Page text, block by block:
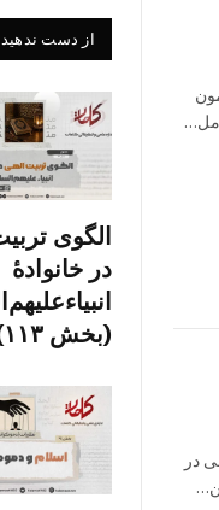
در
از دست ندهید
الگوی
در خانوادۀ
(بخش ۱۱۳)